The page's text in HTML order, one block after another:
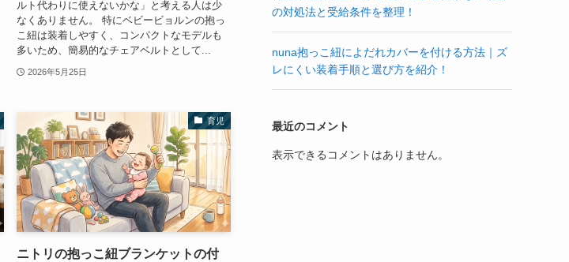
ルト代わりに使えないかな」と考える人は少
なくありません。 特にベビービョルンの抱っ
こ紐は装着しやすく、コンパクトなモデルも
多いため、簡易的なチェアベルトとして...
2026年5月25日
育児
ニトリの抱っこ紐ブランケットの付
の対処法と受給条件を整理！
nuna抱っこ紐によだれカバーを付ける方法｜ズ
レにくい装着手順と選び方を紹介！
最近のコメント
表示できるコメントはありません。